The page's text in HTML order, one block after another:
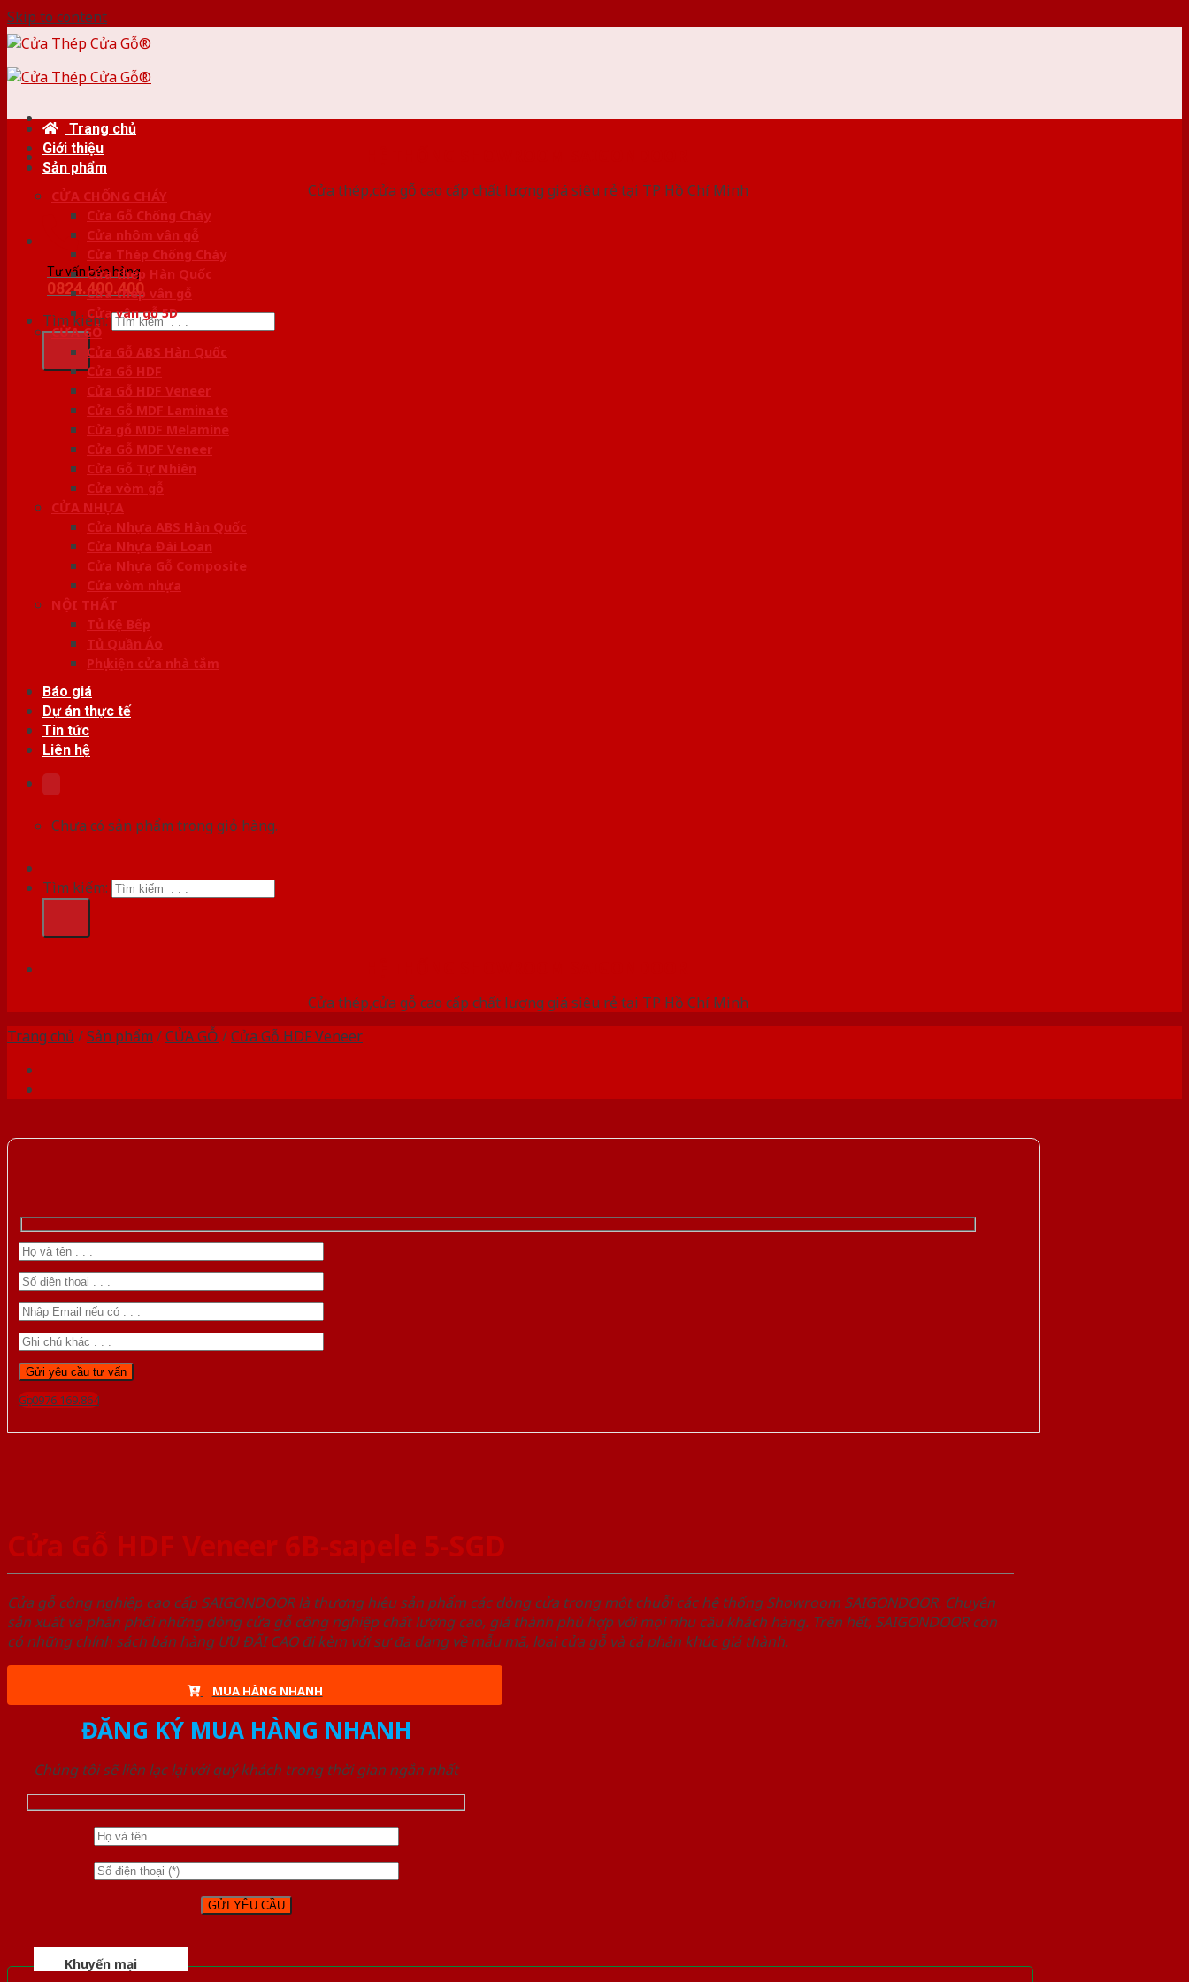
Skip to content
Cửa thép,cửa gỗ cao cấp chất lượng giá siêu rẻ tại TP Hồ Chí Minh
Tư vấn bán hàng
0824.400.400
Tìm kiếm:
Trang chủ
Giới thiệu
Sản phẩm
CỬA CHỐNG CHÁY
Cửa Gỗ Chống Cháy
Cửa nhôm vân gỗ
Cửa Thép Chống Cháy
Cửa thép Hàn Quốc
Cửa thép vân gỗ
Cửa vân gỗ 5D
CỬA GỖ
Cửa Gỗ ABS Hàn Quốc
Cửa Gỗ HDF
Cửa Gỗ HDF Veneer
Cửa Gỗ MDF Laminate
Cửa gỗ MDF Melamine
Cửa Gỗ MDF Veneer
Cửa Gỗ Tự Nhiên
Cửa vòm gỗ
CỬA NHỰA
Cửa Nhựa ABS Hàn Quốc
Cửa Nhựa Đài Loan
Cửa Nhựa Gỗ Composite
Cửa vòm nhựa
NỘI THẤT
Tủ Kệ Bếp
Tủ Quần Áo
Phụ kiện cửa nhà tắm
Báo giá
Dự án thực tế
Tin tức
Liên hệ
Chưa có sản phẩm trong giỏ hàng.
Tìm kiếm:
Cửa thép,cửa gỗ cao cấp chất lượng giá siêu rẻ tại TP Hồ Chí Minh
Trang chủ /Sản phẩm /CỬA GỖ /Cửa Gỗ HDF Veneer
Gọi 0976.169.864
Cửa Gỗ HDF Veneer 6B-sapele 5-SGD
Cửa gỗ công nghiệp cao cấp SAIGONDOOR là thương hiệu sản phẩm các dòng cửa trong một chuỗi các hệ thống Showroom SAIGONDOOR. Chuyên
sản xuất và phân phối những dòng cửa gỗ công nghiệp chất lượng cao, giá thành phù hợp với mọi nhu cầu khách hàng. Trên hết, SAIGONDOOR còn
có những chính sách bán hàng ƯU ĐÃI CAO đi kèm với sự đa dạng về mẫu mã, loại cửa gỗ và cả phân khúc giá thành.
MUA HÀNG NHANH
ĐĂNG KÝ MUA HÀNG NHANH
Chúng tôi sẽ liên lạc lại với quý khách trong thời gian ngắn nhất
Khuyến mại